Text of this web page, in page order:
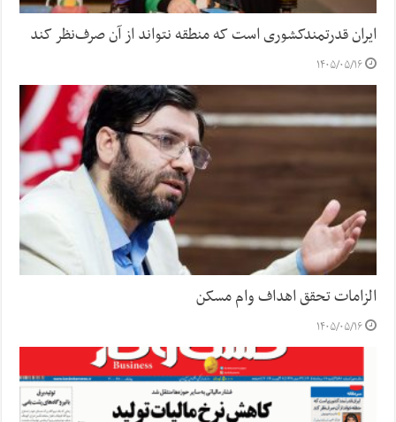
ایران قدرتمندکشوری است که منطقه نتواند از آن صرف‌نظر کند
۱۴۰۵/۰۵/۱۶
الزامات تحقق اهداف وام مسکن
۱۴۰۵/۰۵/۱۶